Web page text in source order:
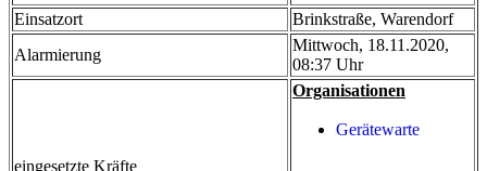
Einsatzort
Brinkstraße, Warendorf
Alarmierung
Mittwoch, 18.11.2020,
08:37 Uhr
eingesetzte Kräfte
Organisationen
Gerätewarte